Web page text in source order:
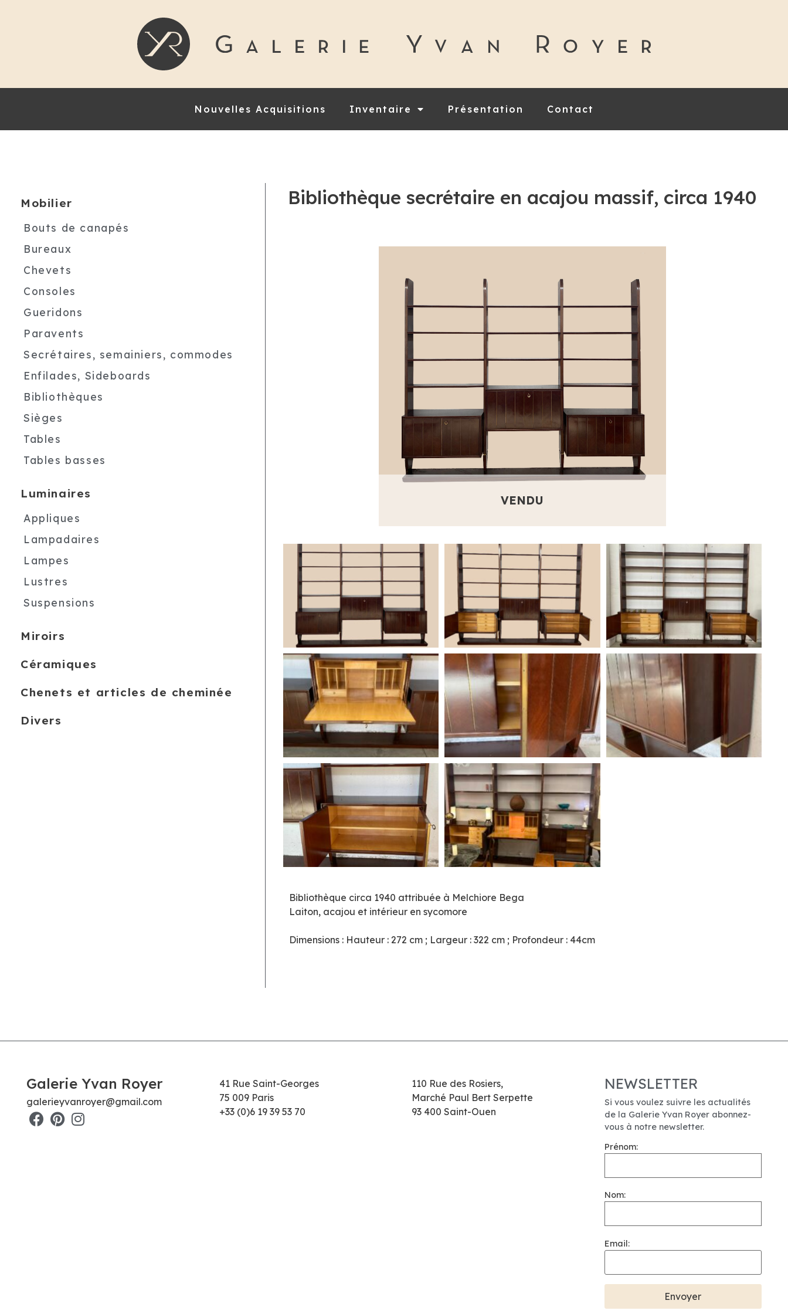
Nouvelles Acquisitions Inventaire Présentation Contact
Mobilier
Bouts de canapés
Bureaux
Chevets
Consoles
Gueridons
Paravents
Secrétaires, semainiers, commodes
Enfilades, Sideboards
Bibliothèques
Sièges
Tables
Tables basses
Luminaires
Appliques
Lampadaires
Lampes
Lustres
Suspensions
Miroirs
Céramiques
Chenets et articles de cheminée
Divers
Bibliothèque secrétaire en acajou massif, circa 1940
Bibliothèque circa 1940 attribuée à Melchiore Bega
Laiton, acajou et intérieur en sycomore
Dimensions : Hauteur : 272 cm ; Largeur : 322 cm ; Profondeur : 44cm
Galerie Yvan Royer
galerieyvanroyer@gmail.com
41 Rue Saint-Georges
75 009 Paris
+33 (0)6 19 39 53 70
110 Rue des Rosiers,
Marché Paul Bert Serpette
93 400 Saint-Ouen
NEWSLETTER
Si vous voulez suivre les actualités
de la Galerie Yvan Royer abonnez-
vous à notre newsletter.
Prénom:
Nom:
Email: